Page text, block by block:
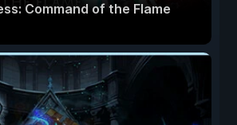
Command of the Flame